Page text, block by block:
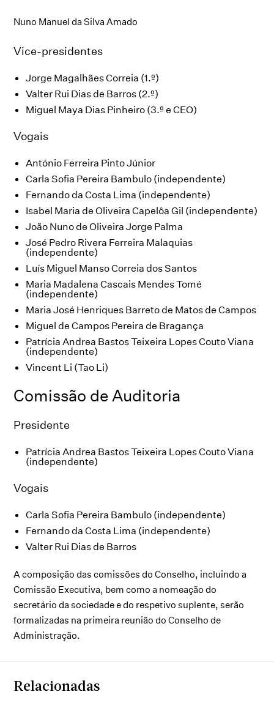
Nuno Manuel da Silva Amado
Vice-presidentes
Jorge Magalhães Correia (1.º)
Valter Rui Dias de Barros (2.º)
Miguel Maya Dias Pinheiro (3.º e CEO)
Vogais
António Ferreira Pinto Júnior
Carla Sofia Pereira Bambulo (independente)
Fernando da Costa Lima (independente)
Isabel Maria de Oliveira Capelôa Gil (independente)
João Nuno de Oliveira Jorge Palma
José Pedro Rivera Ferreira Malaquias
(independente)
Luís Miguel Manso Correia dos Santos
Maria Madalena Cascais Mendes Tomé
(independente)
Maria José Henriques Barreto de Matos de Campos
Miguel de Campos Pereira de Bragança
Patrícia Andrea Bastos Teixeira Lopes Couto Viana
(independente)
Vincent Li (Tao Li)
Comissão de Auditoria
Presidente
Patrícia Andrea Bastos Teixeira Lopes Couto Viana
(independente)
Vogais
Carla Sofia Pereira Bambulo (independente)
Fernando da Costa Lima (independente)
Valter Rui Dias de Barros
A composição das comissões do Conselho, incluindo a
Comissão Executiva, bem como a nomeação do
secretário da sociedade e do respetivo suplente, serão
formalizadas na primeira reunião do Conselho de
Administração.
Relacionadas